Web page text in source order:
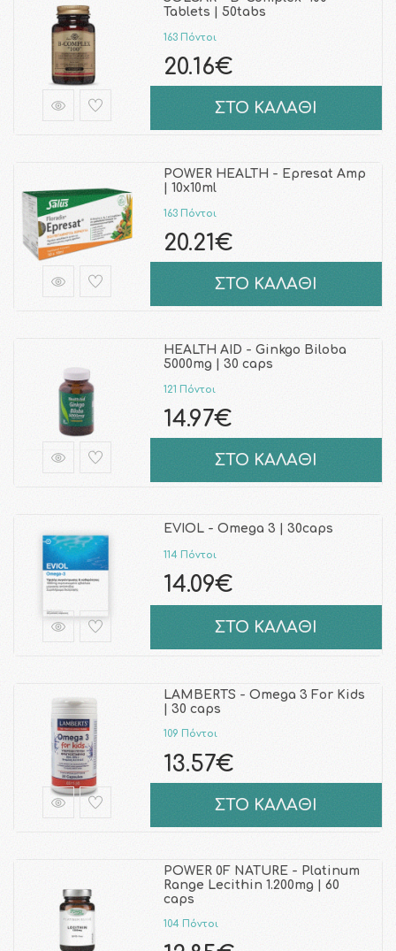
Tablets | 50tabs
163 Πόντοι
20.16€
ΣΤΟ ΚΑΛΑΘΙ
POWER HEALTH - Epresat Amp
| 10x10ml
163 Πόντοι
20.21€
ΣΤΟ ΚΑΛΑΘΙ
HEALTH AID - Ginkgo Biloba
5000mg | 30 caps
121 Πόντοι
14.97€
ΣΤΟ ΚΑΛΑΘΙ
EVIOL - Omega 3 | 30caps
114 Πόντοι
14.09€
ΣΤΟ ΚΑΛΑΘΙ
LAMBERTS - Omega 3 For Kids
| 30 caps
109 Πόντοι
13.57€
ΣΤΟ ΚΑΛΑΘΙ
POWER 0F NATURE - Platinum
Range Lecithin 1.200mg | 60
caps
104 Πόντοι